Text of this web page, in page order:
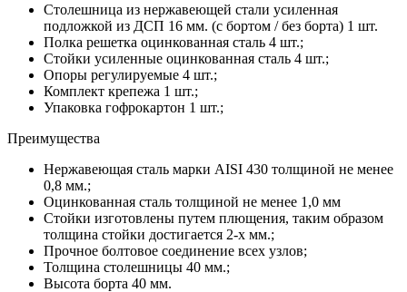
Столешница из нержавеющей стали усиленная
подложкой из ДСП 16 мм. (с бортом / без борта) 1 шт.
Полка решетка оцинкованная сталь 4 шт.;
Стойки усиленные оцинкованная сталь 4 шт.;
Опоры регулируемые 4 шт.;
Комплект крепежа 1 шт.;
Упаковка гофрокартон 1 шт.;
Преимущества
Нержавеющая сталь марки AISI 430 толщиной не менее
0,8 мм.;
Оцинкованная сталь толщиной не менее 1,0 мм
Стойки изготовлены путем плющения, таким образом
толщина стойки достигается 2-х мм.;
Прочное болтовое соединение всех узлов;
Толщина столешницы 40 мм.;
Высота борта 40 мм.